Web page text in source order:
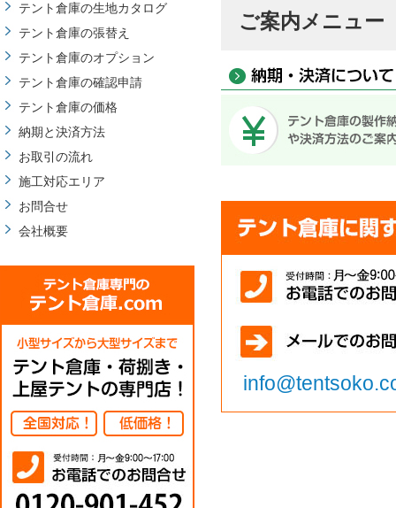
ご案内メニュー
テント倉庫の生地カタログ
テント倉庫の張替え
テント倉庫のオプション
テント倉庫の確認申請
テント倉庫の価格
納期と決済方法
お取引の流れ
施工対応エリア
お問合せ
会社概要